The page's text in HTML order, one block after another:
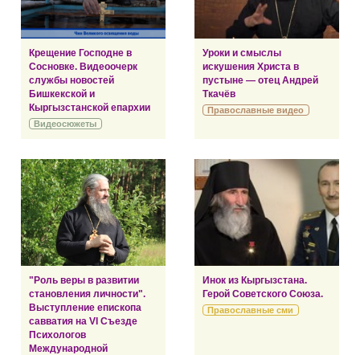
Крещение Господне в
Сосновке. Видеоочерк
службы новостей
Бишкекской и
Кыргызстанской епархии
Видеосюжеты
Уроки и смыслы
искушения Христа в
пустыне — отец Андрей
Ткачёв
Православные видео
"Роль веры в развитии
становления личности".
Выступление епископа
савватия на VI Съезде
Психологов
Международной
Инок из Кыргызстана.
Герой Советского Союза.
Православные сми